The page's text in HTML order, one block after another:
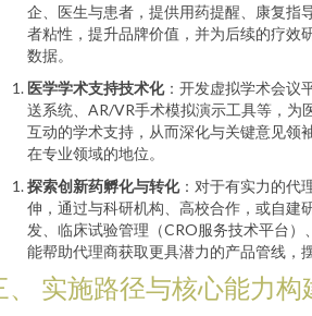
企、医生与患者，提供用药提醒、康复指
者粘性，提升品牌价值，并为后续的疗效
数据。
医学学术支持技术化：开发虚拟学术会议
送系统、AR/VR手术模拟演示工具等，为
互动的学术支持，从而深化与关键意见领
在专业领域的地位。
探索创新药孵化与转化：对于有实力的代
伸，通过与科研机构、高校合作，或自建
发、临床试验管理（CRO服务技术平台
能帮助代理商获取更具潜力的产品管线，
、 实施路径与核心能力构